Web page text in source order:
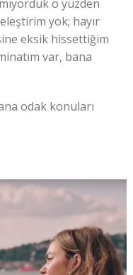
o yüzden
yok; hayır
eksik hissettiğim
var, bana
odak konuları